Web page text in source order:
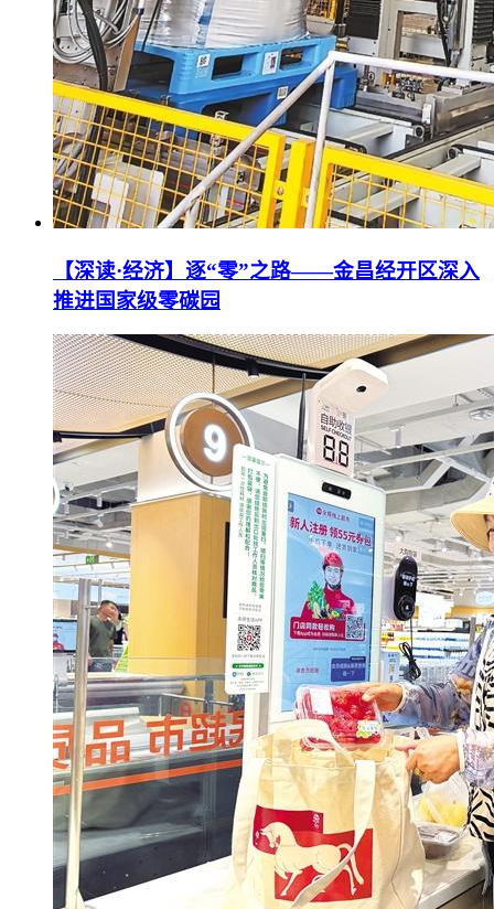
【深读·经济】逐“零”之路——金昌经开区深入
推进国家级零碳园